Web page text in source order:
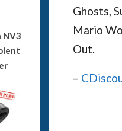
Ghosts,
Mario
Out.
–
NV3